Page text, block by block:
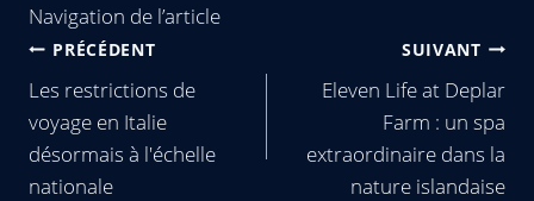
Navigation de l’article
PRÉCÉDENT
Les restrictions de
voyage en Italie
désormais à l'échelle
nationale
SUIVANT
Eleven Life at Deplar
Farm : un spa
extraordinaire dans la
nature islandaise